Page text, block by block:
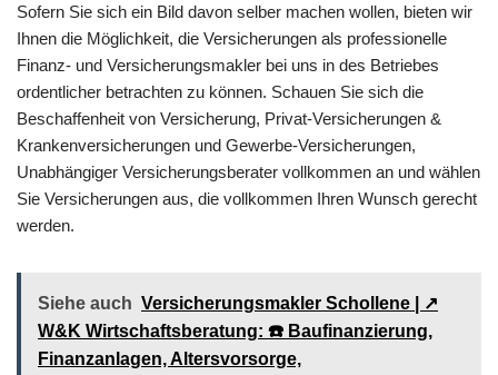
Sofern Sie sich ein Bild davon selber machen wollen, bieten wir
Ihnen die Möglichkeit, die Versicherungen als professionelle
Finanz- und Versicherungsmakler bei uns in des Betriebes
ordentlicher betrachten zu können. Schauen Sie sich die
Beschaffenheit von Versicherung, Privat-Versicherungen &
Krankenversicherungen und Gewerbe-Versicherungen,
Unabhängiger Versicherungsberater vollkommen an und wählen
Sie Versicherungen aus, die vollkommen Ihren Wunsch gerecht
werden.
Siehe auch Versicherungsmakler Schollene | ↗️
W&K Wirtschaftsberatung: ☎️ Baufinanzierung,
Finanzanlagen, Altersvorsorge,